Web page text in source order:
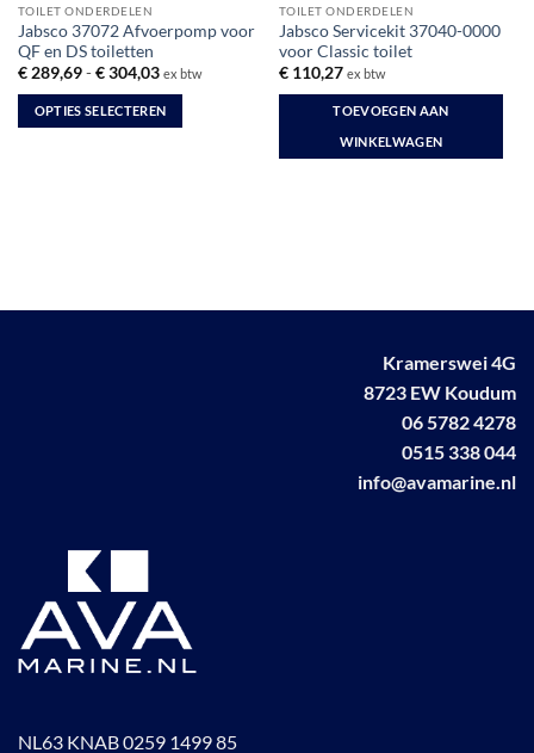
TOILET ONDERDELEN
Jabsco 37072 Afvoerpomp voor
QF en DS toiletten
€289,69 - €304,03Prijsklasse:
tot
€ 304,03
ex btw
OPTIES SELECTEREN
kan
TOILET ONDERDELEN
Jabsco Servicekit 37040-0000
voor Classic toilet
€110,27 ex btw
TOEVOEGEN AAN
WINKELWAGEN
Kramerswei 4G
8723 EW Koudum
06 5782 4278
0515 338 044
info@avamarine.nl
NL63 KNAB 0259 1499 85